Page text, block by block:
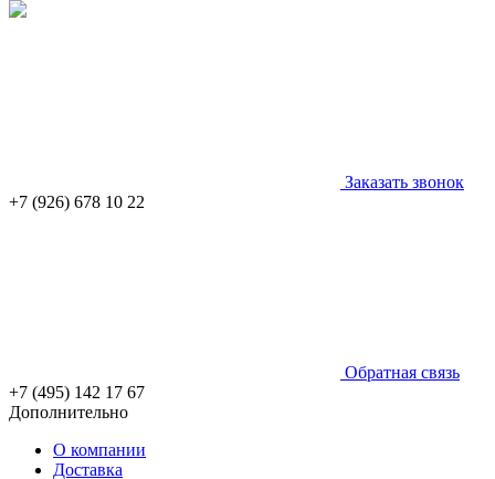
Заказать звонок
+7 (926) 678 10 22
Обратная связь
+7 (495) 142 17 67
Дополнительно
О компании
Доставка